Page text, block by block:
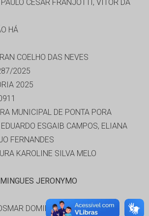
PAULO CESAR FRANJOTTI, VITOR DA
HÁ
COELHO DAS NEVES
2025
2025
MUNICIPAL DE PONTA PORA
EDUARDO ESGAIB CAMPOS, ELIANA
FERNANDES
KAROLINE SILVA MELO
JERONYMO
DOMINGUES JERONYMO